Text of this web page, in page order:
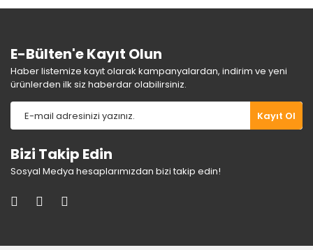
E-Bülten'e Kayıt Olun
Haber listemize kayıt olarak kampanyalardan, indirim ve yeni
ürünlerden ilk siz haberdar olabilirsiniz.
Kayıt Ol
Bizi Takip Edin
Sosyal Medya hesaplarımızdan bizi takip edin!